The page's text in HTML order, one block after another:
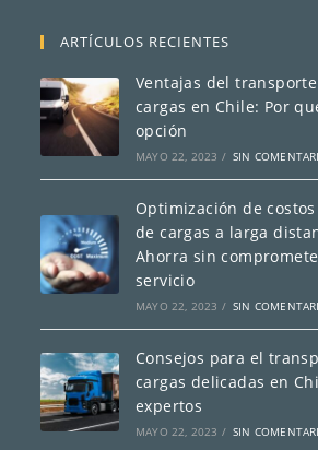
e
c
t
r
ó
n
i
c
*
ARTÍCULOS RECIENTES
Ventajas del
cargas en Chile: Por
opción
MAYO 22, 2023 / SIN
Optimización de
de cargas a larga
Ahorra sin
servicio
MAYO 22, 2023 / SIN
Consejos para el
cargas delicadas en
expertos
MAYO 22, 2023 / SIN